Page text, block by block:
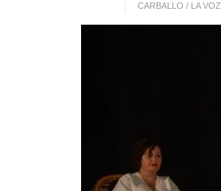
CARBALLO / LA VOZ